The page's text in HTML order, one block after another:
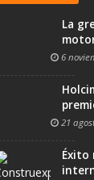
La
6
21
Éxito